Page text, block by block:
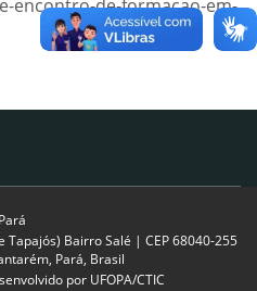
encontro-de-formacao-em-
Tapajós) Bairro Salé | CEP 68040-255
Pará, Brasil
por UFOPA/CTIC